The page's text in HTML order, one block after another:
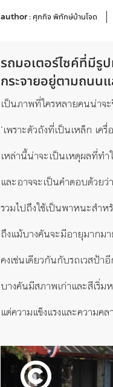
author : ศุภกิจ พิทักษ์บ้านโจด
รถมอเตอร์ไซค์ที่มีรู
กระจายอยู่ตามถนน
เป็นภาพที่ใครหลายคนน่าจ
‘เพราะตัวถังที่เป็นเหล็ก เ
เหล่านี้น่าจะเป็นเหตุผลที่ท
และอาจจะเป็นคำตอบด้วย
รวมไปถึงใช้เป็นพาหนะสำห
ถึงแม้บางคันจะมีอายุมากม
คงเช่นเดียวกันกับรถเวสป้า
บางคันมีสภาพเก่าและสีเริ่
แต่ความแข็งแรงและความ